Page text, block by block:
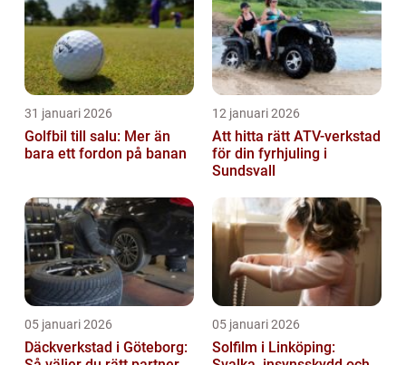
31 januari 2026
Golfbil till salu: Mer än
bara ett fordon på banan
12 januari 2026
Att hitta rätt ATV-verkstad
för din fyrhjuling i
Sundsvall
05 januari 2026
Däckverkstad i Göteborg:
05 januari 2026
Solfilm i Linköping: